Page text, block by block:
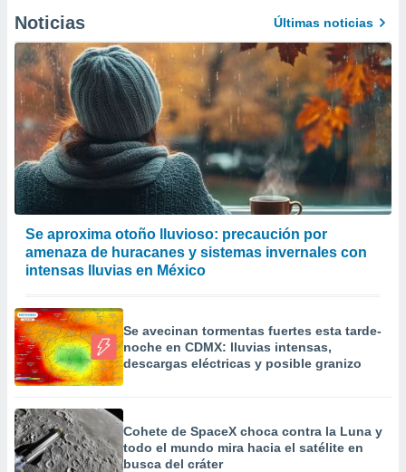
Noticias Últimas noticias
Se aproxima otoño lluvioso: precaución por
amenaza de huracanes y sistemas invernales con
intensas lluvias en México
Se avecinan tormentas fuertes esta tarde-
noche en CDMX: lluvias intensas,
descargas eléctricas y posible granizo
Cohete de SpaceX choca contra la Luna y
todo el mundo mira hacia el satélite en
busca del cráter